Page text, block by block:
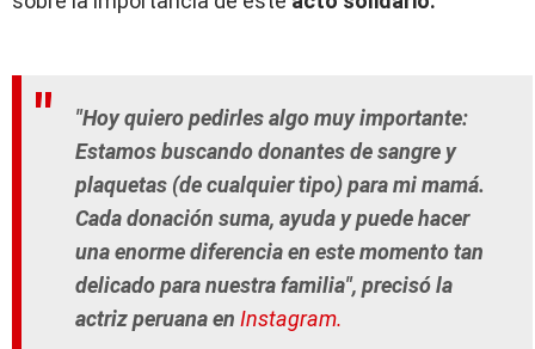
"Hoy quiero pedirles algo muy importante:
Estamos buscando donantes de sangre y
plaquetas (de cualquier tipo) para mi mamá.
Cada donación suma, ayuda y puede hacer
una enorme diferencia en este momento tan
delicado para nuestra familia", precisó la
actriz peruana en Instagram.